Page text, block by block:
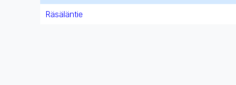
Räsäläntie